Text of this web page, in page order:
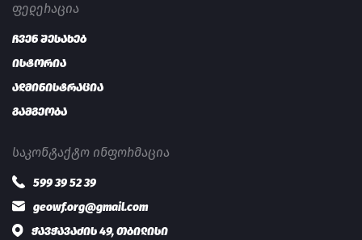
ᲤᲔᲓᲔᲠᲐᲪᲘᲐ
ჩვენ შესახებ
ისტორია
ადმინისტრაცია
გამგეობა
ᲡᲐᲙᲝᲜᲢᲐᲥᲢᲝ ᲘᲜᲤᲝᲠᲛᲐᲪᲘᲐ
599 39 52 39
geowf.org@gmail.com
ჭავჭავაძის 49, თბილისი